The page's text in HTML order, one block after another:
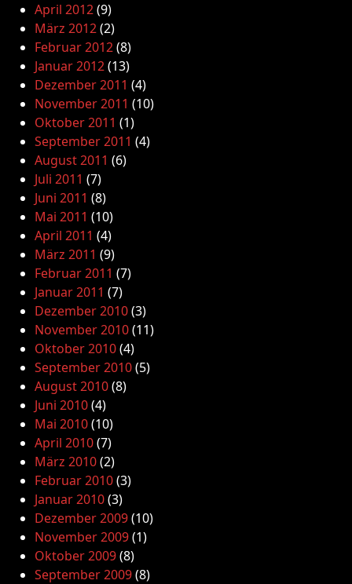
April 2012(9)
März 2012(2)
Februar 2012(8)
Januar 2012(13)
Dezember 2011 (4)
November 2011 (10)
Oktober 2011 (1)
September 2011 (4)
August 2011 (6)
Juli 2011 (7)
Juni 2011 (8)
Mai 2011 (10)
April 2011 (4)
März 2011 (9)
Februar 2011 (7)
Januar 2011 (7)
Dezember 2010(3)
November 2010(11)
Oktober 2010(4)
September 2010(5)
August 2010(8)
Juni 2010(4)
Mai 2010(10)
April 2010(7)
März 2010(2)
Februar 2010(3)
Januar 2010(3)
Dezember 2009(10)
November 2009(1)
Oktober 2009(8)
September 2009(8)